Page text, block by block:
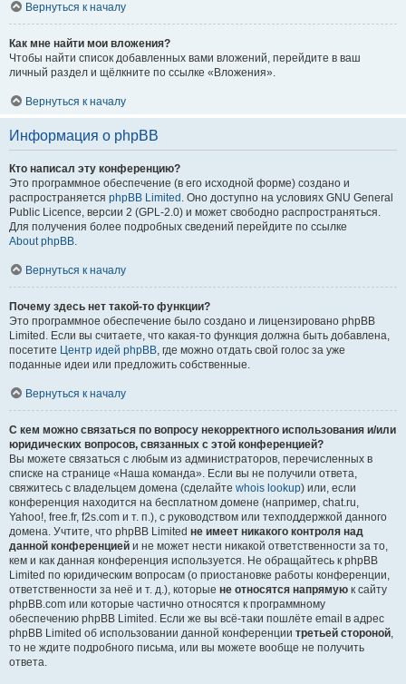
Вернуться к началу
Как мне найти мои вложения?
Чтобы найти список добавленных вами вложений, перейдите в ваш
личный раздел и щёлкните по ссылке «Вложения».
Вернуться к началу
Информация о phpBB
Кто написал эту конференцию?
Это программное обеспечение (в его исходной форме) создано и
распространяется phpBB Limited . Оно доступно на условиях GNU General
Public Licence, версии 2 (GPL-2.0) и может свободно распространяться.
Для получения более подробных сведений перейдите по ссылке
About phpBB.
Вернуться к началу
Почему здесь нет такой-то функции?
Это программное обеспечение было создано и лицензировано phpBB
Limited. Если вы считаете, что какая-то функция должна быть добавлена,
посетите Центр идей phpBB, где можно отдать свой голос за уже
поданные идеи или предложить собственные.
Вернуться к началу
С кем можно связаться по вопросу некорректного использования и/или
юридических вопросов, связанных с этой конференцией?
Вы можете связаться с любым из администраторов, перечисленных в
списке на странице «Наша команда». Если вы не получили ответа,
свяжитесь с владельцем домена (сделайте whois lookup) или, если
конференция находится на бесплатном домене (например, chat.ru,
Yahoo!, free.fr, f2s.com и т. п.), с руководством или техподдержкой данного
домена. Учтите, что phpBB Limited не имеет никакого контроля над
данной конференцией и не может нести никакой ответственности за то,
кем и как данная конференция используется. Не обращайтесь к phpBB
Limited по юридическим вопросам (о приостановке работы конференции,
ответственности за неё и т. д.), которые не относятся напрямую к сайту
phpBB.com или которые частично относятся к программному
обеспечению phpBB Limited. Если же вы всё-таки пошлёте email в адрес
phpBB Limited об использовании данной конференции третьей стороной,
то не ждите подробного письма, или вы можете вообще не получить
ответа.